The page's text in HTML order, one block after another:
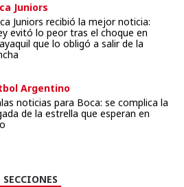
Juniors
Juniors recibió la mejor noticia:
evitó lo peor tras el choque en
que lo obligó a salir de la
Argentino
noticias para Boca: se complica la
de la estrella que esperan en
SECCIONES